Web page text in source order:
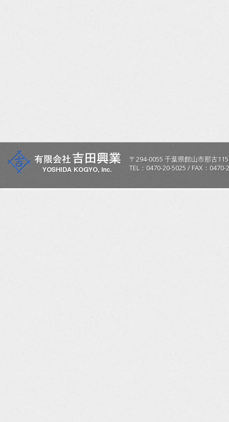
〒294-0055千葉県館山市那古
TEL： 0470-20-5025/ FAX：0470-